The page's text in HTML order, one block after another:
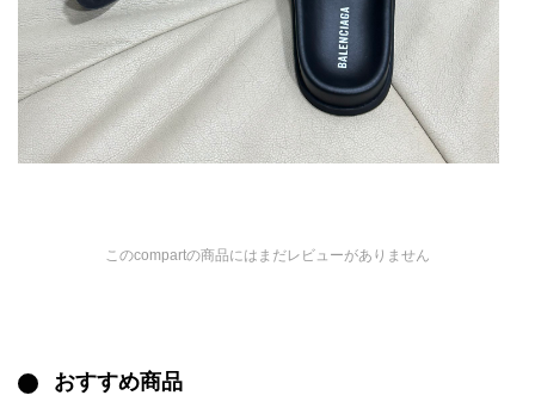
このcompartの商品にはまだレビューがありません
おすすめ商品